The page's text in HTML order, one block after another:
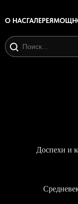
О НАСГАЛЕРЕЯ
Доспехи и